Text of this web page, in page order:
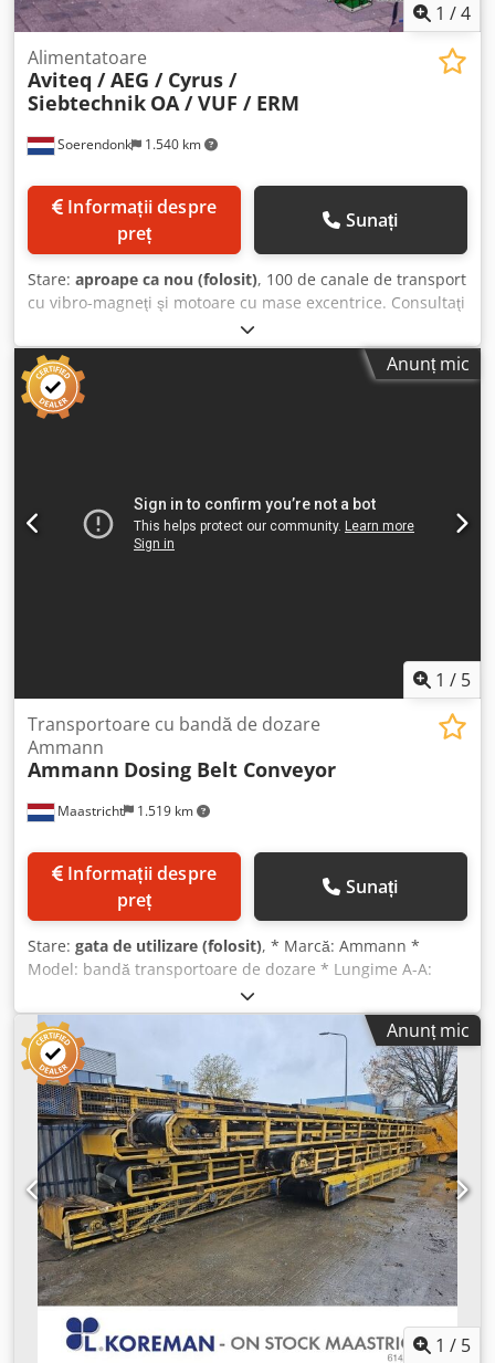
1 /4
Soerendonk 1.540 km
Alimentatoare
Aviteq / AEG / Cyrus /
Siebtechnik OA / VUF / ERM
preț
Sunați
Stare: aproape ca nou (folosit), 100 de canale de transport
cu vibro-magneţi şi motoare cu mase excentrice. Consultaţi
lista noastră completă de stoc pe site-ul nostru web.
Dsdpfeggfizjx Ag Deck Disponibile în diferite lăţimi şi
lungimi. Acţionate de vibro-magneţi sau motoare cu mase
excentrice de la mărci de renume, precum Aviteq / AEG,
Jöst, Friedrich, UHDE, Vibra, Honert, Herweg. Disponibile şi
dumneavoastră.
Anunț mic
1 / 5
Maastricht 1.519 km
Transportoare cu bandă de dozare
Ammann
Ammann Dosing Belt Conveyor
preț
Sunați
Stare: gata de utilizare (folosit), * Marcă: Ammann *
Model: bandă transportoare de dozare * Lungime A-A:
1700 mm * Lățime bandă: 650 mm * Acționare: reductor cu
motor de 1,5 kW Djdpsywm I Nsfx Ag Dock * În stoc: 6
bucăți.
Anunț mic
1 / 5